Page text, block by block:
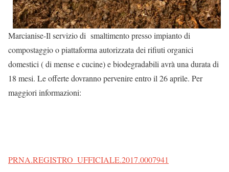
Marcianise-Il servizio di smaltimento presso impianto di
compostaggio o piattaforma autorizzata dei rifiuti organici
domestici ( di mense e cucine) e biodegradabili avrà una durata di
18 mesi. Le offerte dovranno pervenire entro il 26 aprile. Per
maggiori informazioni:
PRNA.REGISTRO_UFFICIALE.2017.0007941